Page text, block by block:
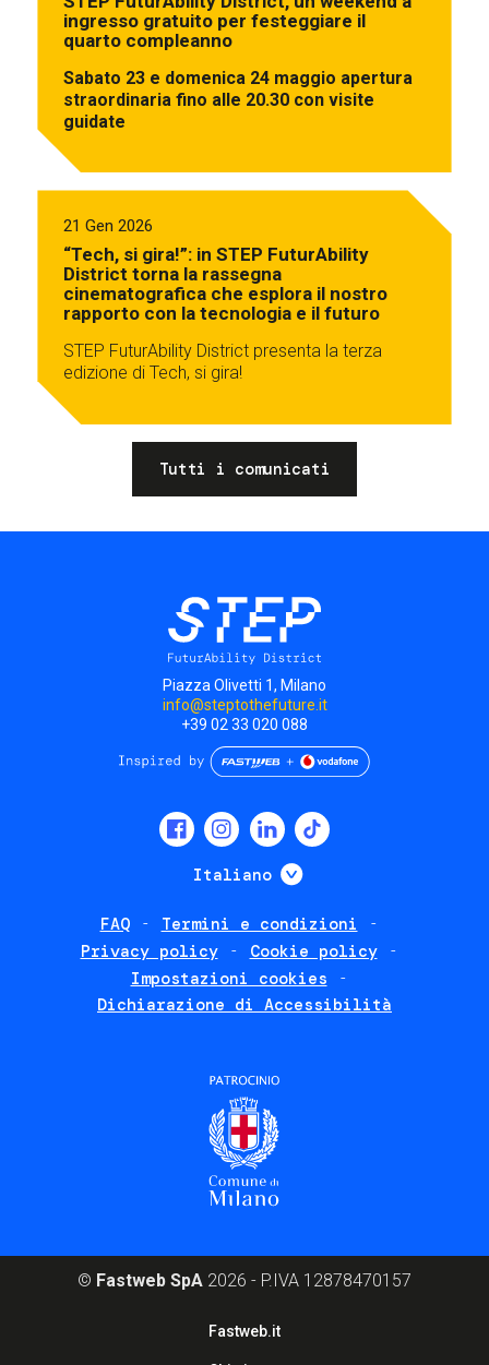
ingresso gratuito per festeggiare il
quarto compleanno
Sabato 23 e domenica 24 maggio apertura
straordinaria fino alle 20.30 con visite
guidate
21 Gen 2026
“Tech, si gira!”: in STEP FuturAbility
District torna la rassegna
cinematografica che esplora il nostro
rapporto con la tecnologia e il futuro
STEP FuturAbility District presenta la terza
edizione di Tech, si gira!
Tutti i comunicati
Piazza Olivetti 1, Milano
info@steptothefuture.it
+39 02 33 020 088
Italiano Mostra ulteriori
FAQ
Termini e condizioni
Privacy policy
Cookie policy
Impostazioni cookies
Dichiarazione di Accessibilità
© Fastweb SpA 2026 - P.IVA 12878470157
Fastweb.it